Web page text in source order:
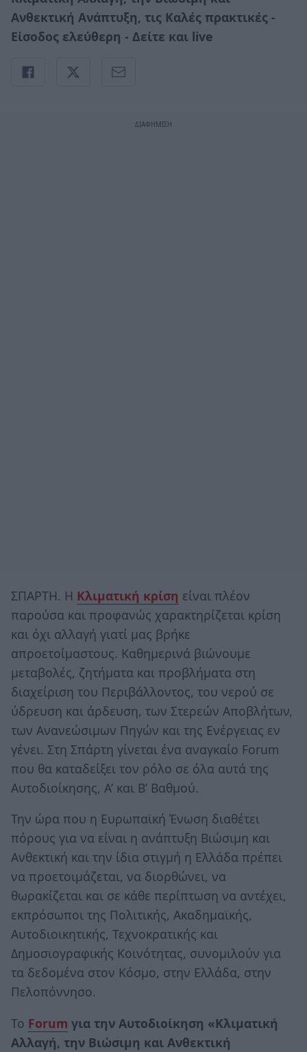
Ανθεκτική Ανάπτυξη, τις Καλές πρακτικές -
Είσοδος ελεύθερη - Δείτε και live
ΣΠΑΡΤΗ. Η Κλιματική κρίση είναι πλέον
παρούσα και προφανώς χαρακτηρίζεται κρίση
και όχι αλλαγή γιατί μας βρήκε
απροετοίμαστους. Καθημερινά βιώνουμε
μεταβολές, ζητήματα και προβλήματα στη
διαχείριση του Περιβάλλοντος, του νερού σε
ύδρευση και άρδευση, των Στερεών Αποβλήτων,
των Ανανεώσιμων Πηγών και της Ενέργειας εν
γένει. Στη Σπάρτη γίνεται ένα αναγκαίο Forum
που θα καταδείξει τον ρόλο σε όλα αυτά της
Αυτοδιοίκησης, Α’ και Β’ Βαθμού.
Την ώρα που η Ευρωπαϊκή Ένωση διαθέτει
πόρους για να είναι η ανάπτυξη Βιώσιμη και
Ανθεκτική και την ίδια στιγμή η Ελλάδα πρέπει
να προετοιμάζεται, να διορθώνει, να
θωρακίζεται και σε κάθε περίπτωση να αντέχει,
εκπρόσωποι της Πολιτικής, Ακαδημαϊκής,
Αυτοδιοικητικής, Τεχνοκρατικής και
Δημοσιογραφικής Κοινότητας, συνομιλούν για
τα δεδομένα στον Κόσμο, στην Ελλάδα, στην
Πελοπόννησο.
Το Forum για την Αυτοδιοίκηση «Κλιματική
Αλλαγή, την Βιώσιμη και Ανθεκτική